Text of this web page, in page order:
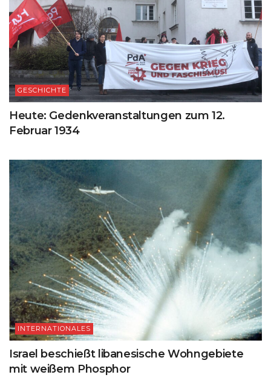
GESCHICHTE
Heute: Gedenkveranstaltungen zum 12.
Februar 1934
INTERNATIONALES
Israel beschießt libanesische Wohngebiete
mit weißem Phosphor